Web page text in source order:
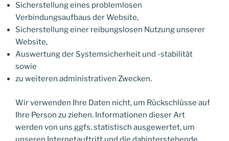
Sicherstellung eines problemlosen
Verbindungsaufbaus der Website,
Sicherstellung einer reibungslosen Nutzung unserer
Website,
Auswertung der Systemsicherheit und -stabilität
sowie
zu weiteren administrativen Zwecken.
Wir verwenden Ihre Daten nicht, um Rückschlüsse auf
Ihre Person zu ziehen. Informationen dieser Art
werden von uns ggfs. statistisch ausgewertet, um